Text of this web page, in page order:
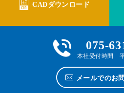
CADダウンロード
075-
本社受付時間
メールでのお